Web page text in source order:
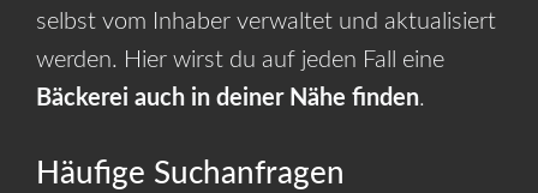
selbst vom Inhaber verwaltet und aktualisiert
werden. Hier wirst du auf jeden Fall eine
Bäckerei auch in deiner Nähe finden.
Häufige Suchanfragen